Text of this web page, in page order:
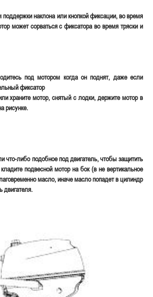
поддержки наклона или кнопкой фиксации, во время
может сорваться с фиксатора во время тряски и
под мотором когда он поднят, даже если
фиксатор
храните мотор, снятый с лодки, держите мотор в
рисунке.
что-либо подобное под двигатель, чтобы защитить
подвесной мотор на бок (в не вертикальное
масло, иначе масло попадет в цилиндр
двигателя.